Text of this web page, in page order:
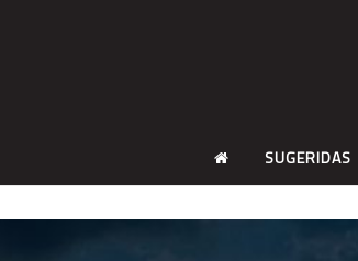
SUGERIDAS